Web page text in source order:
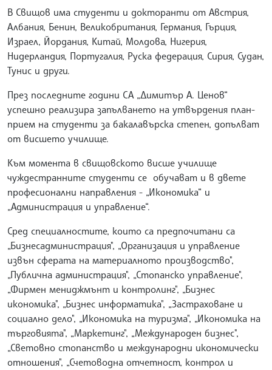
В Свищов има студенти и докторанти от Австрия,
Албания, Бенин, Великобритания, Германия, Гърция,
Израел, Йордания, Китай, Молдова, Нигерия,
Нидерландия, Португалия, Руска федерация, Сирия, Судан,
Тунис и други.
През последните години СА „Димитър А. Ценов“
успешно реализира запълването на утвърдения план-
прием на студенти за бакалавърска степен, допълват
от висшето училище.
Към момента в свищовското висше училище
чуждестранните студенти се обучават и в двете
професионални направления - „Икономика“ и
„Администрация и управление“.
Сред специалностите, които са предпочитани са
„Бизнесадминистрация", „Организация и управление
извън сферата на материалното производство",
„Публична администрация", „Стопанско управление",
„Фирмен мениджмънт и контролинг", „Бизнес
икономика", „Бизнес информатика", „Застраховане и
социално дело", „Икономика на туризма", „Икономика на
търговията", „Маркетинг", „Международен бизнес",
„Световно стопанство и международни икономически
отношения", „Счетоводна отчетност, контрол и